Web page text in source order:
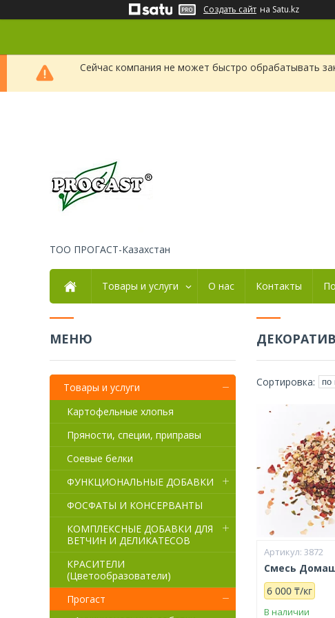
Создать сайт на Satu.kz
Сейчас компания не может быстро обрабатывать
ТОО ПРОГАСТ-Казахстан
Товары и услуги О нас Контакты
3872
Смесь
6 000 ₸/кг
В наличии
Товары и услуги
Картофельные хлопья
Пряности, специи, приправы
Соевые белки
ФУНКЦИОНАЛЬНЫЕ ДОБАВКИ
ФОСФАТЫ И КОНСЕРВАНТЫ
КОМПЛЕКСНЫЕ ДОБАВКИ ДЛЯ
ВЕТЧИН И ДЕЛИКАТЕСОВ
КРАСИТЕЛИ
(Цветообразователи)
Прогаст